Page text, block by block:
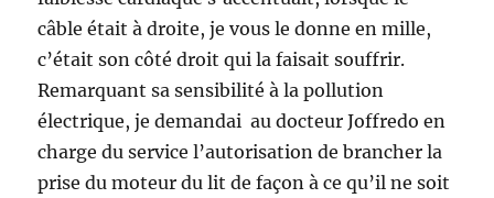
câble était à droite, je vous le donne en mille,
c’était son côté droit qui la faisait souffrir.
Remarquant sa sensibilité à la pollution
électrique, je demandai au docteur Joffredo en
charge du service l’autorisation de brancher la
prise du moteur du lit de façon à ce qu’il ne soit